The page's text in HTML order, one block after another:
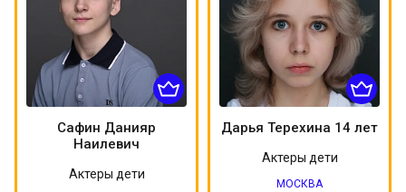
Сафин Данияр
Наилевич
Актеры дети
Дарья Терехина 14 лет
Актеры дети
МОСКВА